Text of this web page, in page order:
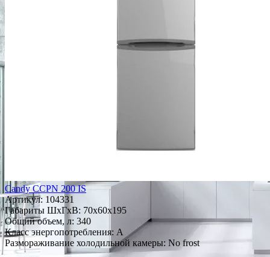
Candy CCPN 200 IS
Артикул:104331
Габариты ШxГxВ: 70x60x195
Общий объем, л: 340
Класс энергопотребления: A
Размораживание холодильной камеры: No frost